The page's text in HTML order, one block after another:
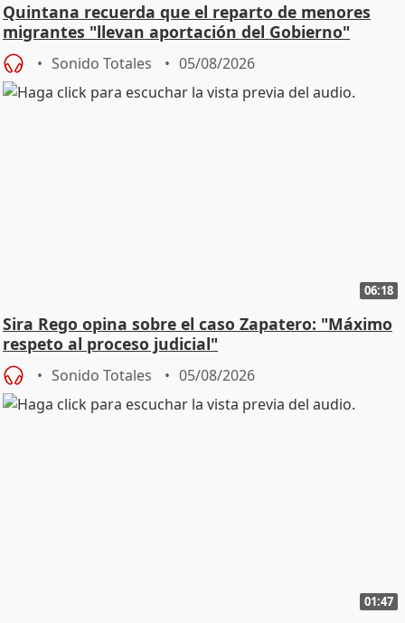
Quintana recuerda que el reparto de menores
migrantes "llevan aportación del Gobierno"
central
Sonido Totales 05/08/2026
06:18
Sira Rego opina sobre el caso Zapatero: "Máximo
respeto al proceso judicial"
Sonido Totales 05/08/2026
01:47